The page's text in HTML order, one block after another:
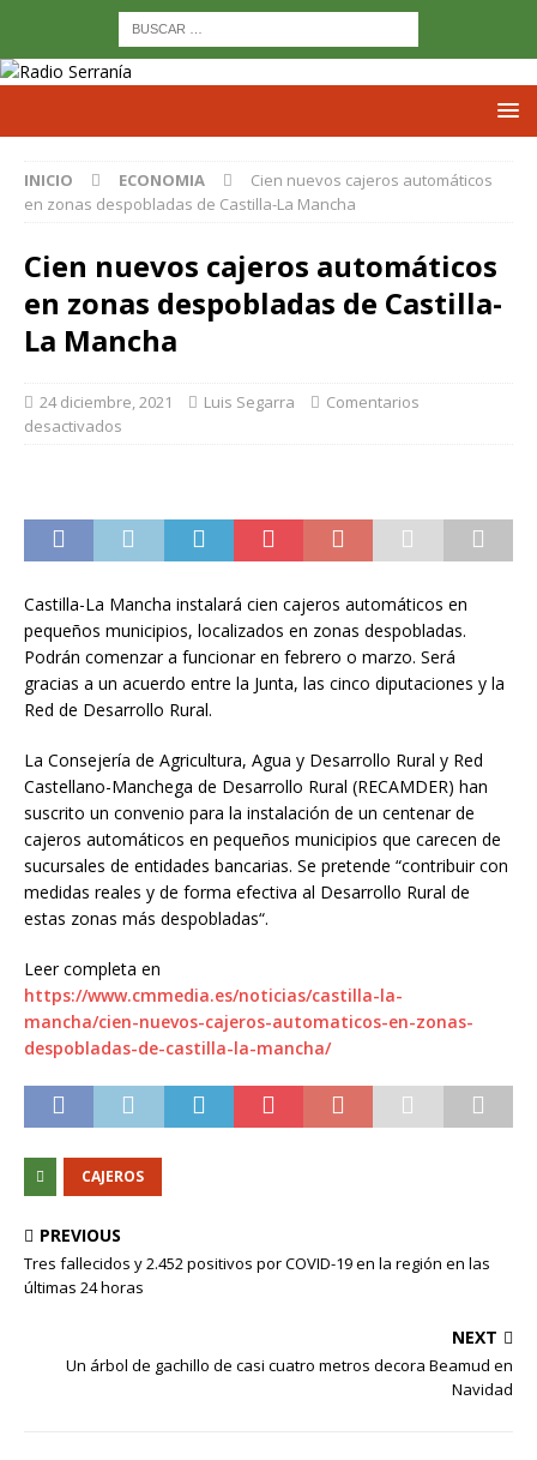
INICIO ECONOMIA
Cien nuevos cajeros automáticos
en zonas despobladas de Castilla-La Mancha
Cien nuevos cajeros automáticos
en zonas despobladas de Castilla-
La Mancha
24 diciembre, 2021 Luis Segarra
Comentarios
desactivados
Castilla-La Mancha instalará cien cajeros automáticos en
pequeños municipios, localizados en zonas despobladas.
Podrán comenzar a funcionar en febrero o marzo. Será
gracias a un acuerdo entre la Junta, las cinco diputaciones y la
Red de Desarrollo Rural.
La Consejería de Agricultura, Agua y Desarrollo Rural y Red
Castellano-Manchega de Desarrollo Rural (RECAMDER) han
suscrito un convenio para la instalación de un centenar de
cajeros automáticos en pequeños municipios que carecen de
sucursales de entidades bancarias. Se pretende “contribuir con
medidas reales y de forma efectiva al Desarrollo Rural de
estas zonas más despobladas“.
Leer completa en
https://www.cmmedia.es/noticias/castilla-la-
mancha/cien-nuevos-cajeros-automaticos-en-zonas-
despobladas-de-castilla-la-mancha/
CAJEROS
PREVIOUS
Tres fallecidos y 2.452 positivos por COVID-19 en la región en las
últimas 24 horas
NEXT
Un árbol de gachillo de casi cuatro metros decora Beamud en
Navidad